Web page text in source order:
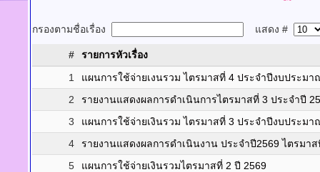
กรองตามชื่อเรื่อง แสดง #
#
รายการหัวเรื่อง
1
แผนการใช้จ่ายเงนรวม ไตรมาสที่ 4 ประจำปีงบประม
2
รายงานแสดงผลการดำเนินการไตรมาสที่ 3 ประจำปี
3
แผนการใช้จ่ายเงินรวม ไตรมาสที่ 3 ประจำปีงบประม
4
รายงานแสดงผลการดำเนินงาน ประจำปี2569 ไตรมา
5
แผนการใช้จ่ายเงินรวมไตรมาสที่ 2 ปี 2569